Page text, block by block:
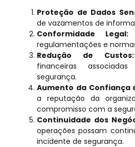
Proteção de Dados
de vazamentos de
Conformidade Legal:
regulamentações e
Redução de Custos:
financeiras
segurança.
Aumento da Confiança
a reputação da
compromisso com a
Continuidade dos
operações possam
incidente de segurança.